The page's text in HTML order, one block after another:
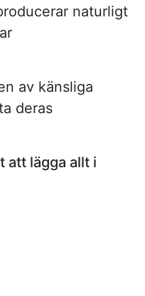
naturligt
av känsliga
deras
att lägga allt i